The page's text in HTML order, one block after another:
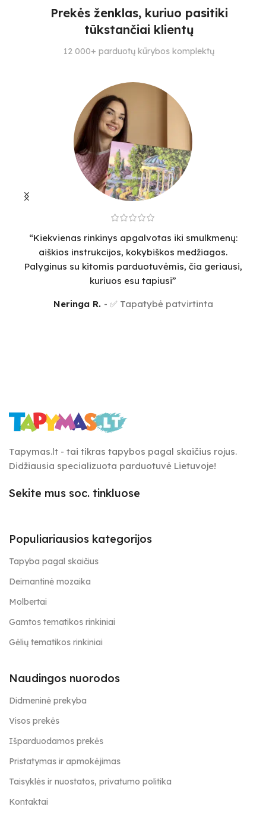
SPALVŲ KIEKIS
3
SPALVŲ KIEKIS
Prekės ženklas, kuriuo pasitiki
tūkstančiai klientų
12 000+ parduotų kūrybos komplektų
“Kiekvienas rinkinys apgalvotas iki smulkmenų:
aiškios instrukcijos, kokybiškos medžiagos.
Palyginus su kitomis parduotuvėmis, čia geriausi,
kuriuos esu tapiusi”
Neringa R. ✅ Tapatybė patvirtinta
Tapymas.lt - tai tikras tapybos pagal skaičius rojus.
Didžiausia specializuota parduotuvė Lietuvoje!
Sekite mus soc. tinkluose
Populiariausios kategorijos
Tapyba pagal skaičius
Deimantinė mozaika
Molbertai
Gamtos tematikos rinkiniai
Gėlių tematikos rinkiniai
Naudingos nuorodos
Didmeninė prekyba
Visos prekės
Išparduodamos prekės
Pristatymas ir apmokėjimas
Taisyklės ir nuostatos, privatumo politika
Kontaktai